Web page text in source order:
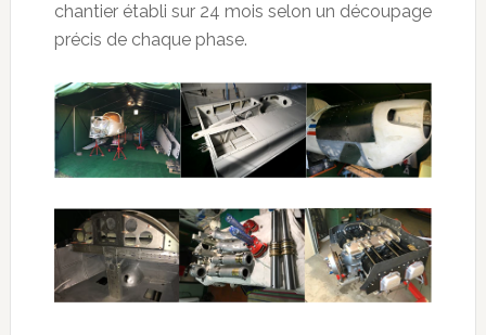
chantier établi sur 24 mois selon un découpage
précis de chaque phase.